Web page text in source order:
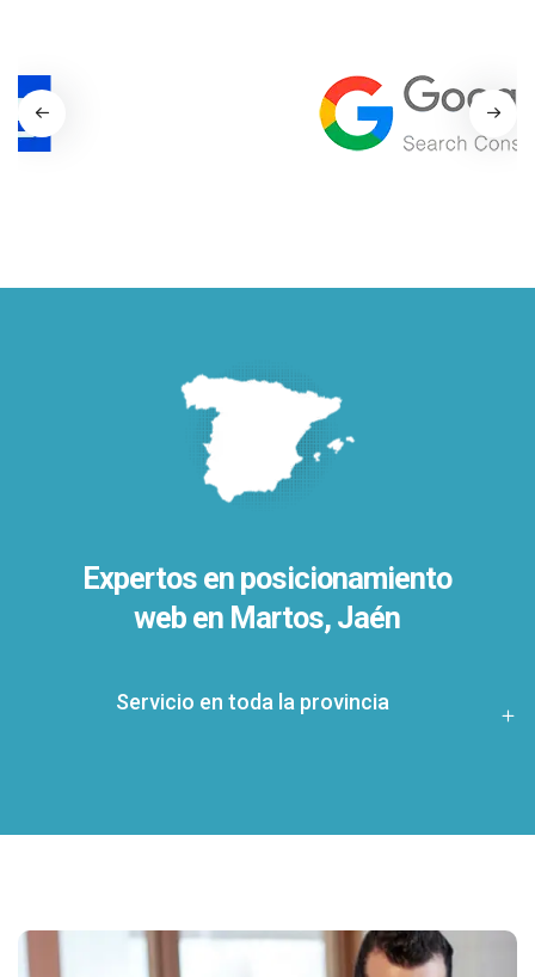
Expertos en posicionamiento
web en Martos, Jaén
Servicio en toda la provincia